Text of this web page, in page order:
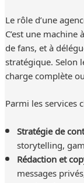
Le rôle d’une
C’est une
de fans, et à
stratégique. Selon
charge complète
Parmi les services
Stratégie de
storytelling,
Rédaction et
messages